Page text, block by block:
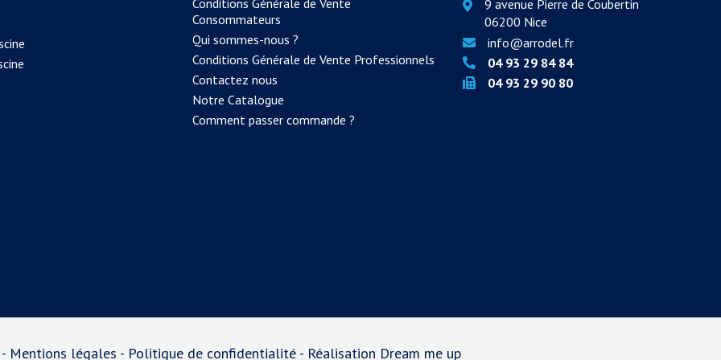
Consommateurs
Qui sommes-nous ?
Conditions Générale de Vente Professionnels
Contactez nous
Notre Catalogue
Comment passer commande ?
9 avenue Pierre de Coubertin
06200 Nice
info@arrodel.fr
04 93 29 84 84
04 93 29 90 80
Mentions légales - Politique de confidentialité - Réalisation Dream me up